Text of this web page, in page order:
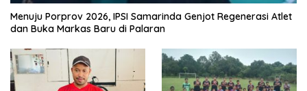
Menuju Porprov 2026, IPSI Samarinda Genjot Regenerasi Atlet
dan Buka Markas Baru di Palaran